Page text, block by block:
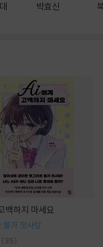
박효신
백하지 마세요
불가 첫사랑
( 35)